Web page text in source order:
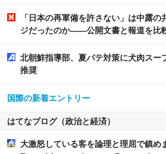
か純利益が2900億になった
「日本の再軍備を許さない」は中露の
ジだったのか――公開文書と報道を比
北朝鮮指導部、夏バテ対策に犬肉スー
推奨
国際の新着エントリー
はてなブログ（政治と経済）
大激怒している客を論理と理屈で鎮め